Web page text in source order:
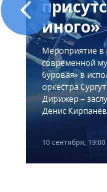
иного»
Мероприятие в
современной
буровая» в
оркестра
Дирижёр –
Денис
10 сентября, 19:00